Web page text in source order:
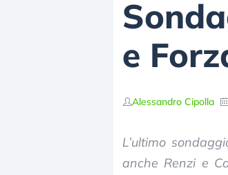
e
Alessandro Cipolla
L’ultimo
anche Renzi e